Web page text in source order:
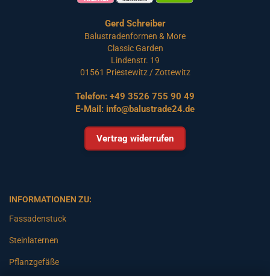
Gerd Schreiber
Balustradenformen & More
Classic Garden
Lindenstr. 19
01561 Priestewitz / Zottewitz
Telefon: +49 3526 755 90 49
E-Mail: info@balustrade24.de
Vertrag widerrufen
INFORMATIONEN ZU:
Fassadenstuck
Steinlaternen
Pflanzgefäße